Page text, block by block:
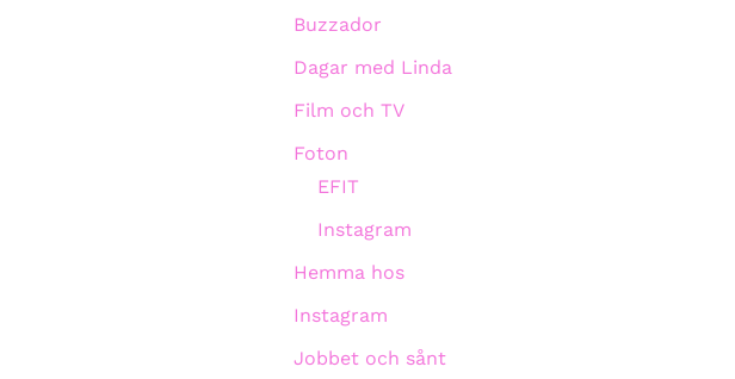
Buzzador
Dagar med Linda
Film och TV
Foton
EFIT
Instagram
Hemma hos
Instagram
Jobbet och sånt